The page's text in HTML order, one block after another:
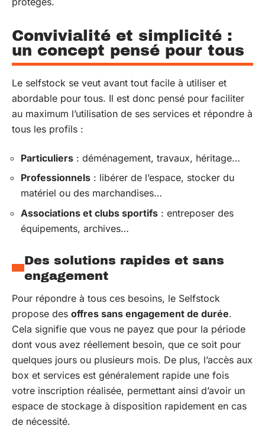
Convivialité et simplicité :
un concept pensé pour tous
Le selfstock se veut avant tout facile à utiliser et
abordable pour tous. Il est donc pensé pour faciliter
au maximum l’utilisation de ses services et répondre à
tous les profils :
Particuliers : déménagement, travaux, héritage…
Professionnels : libérer de l’espace, stocker du
matériel ou des marchandises…
Associations et clubs sportifs : entreposer des
équipements, archives…
Des solutions rapides et sans
engagement
Pour répondre à tous ces besoins, le Selfstock
propose des offres sans engagement de durée.
Cela signifie que vous ne payez que pour la période
dont vous avez réellement besoin, que ce soit pour
quelques jours ou plusieurs mois. De plus, l’accès aux
box et services est généralement rapide une fois
votre inscription réalisée, permettant ainsi d’avoir un
espace de stockage à disposition rapidement en cas
de nécessité.